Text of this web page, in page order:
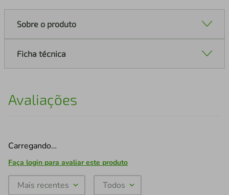
Sobre o produto
Ficha técnica
Avaliações
Carregando…
Faça login para avaliar este produto
Mais recentes Todos